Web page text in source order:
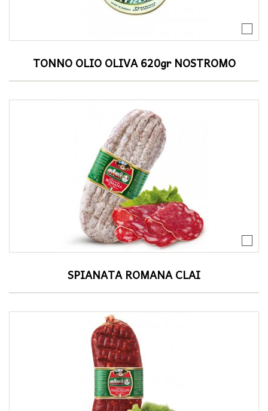
TONNO OLIO OLIVA 620gr NOSTROMO
SPIANATA ROMANA CLAI